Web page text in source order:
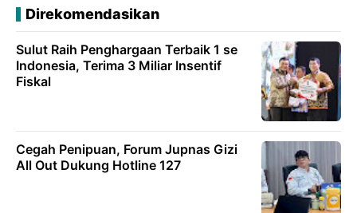
Direkomendasikan
Sulut Raih Penghargaan Terbaik 1 se
Indonesia, Terima 3 Miliar Insentif
Fiskal
Cegah Penipuan, Forum Jupnas Gizi
All Out Dukung Hotline 127